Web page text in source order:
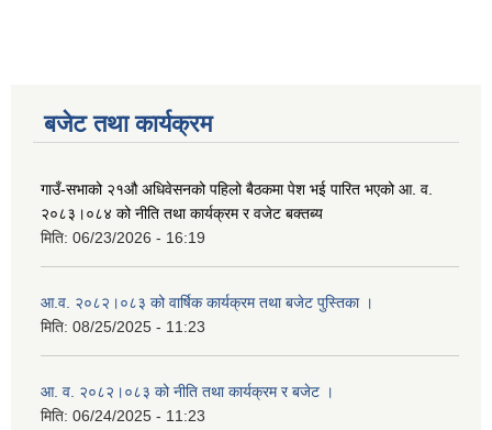
बजेट तथा कार्यक्रम
गाउँ-सभाको २१औ अधिवेसनको पहिलो बैठकमा पेश भई पारित भएको आ. व.
२०८३।०८४ को नीति तथा कार्यक्रम र वजेट बक्तब्य
मिति: 06/23/2026 - 16:19
आ.व. २०८२।०८३ को वार्षिक कार्यक्रम तथा बजेट पुस्तिका ।
मिति: 08/25/2025 - 11:23
आ. व. २०८२।०८३ को नीति तथा कार्यक्रम र बजेट ।
मिति: 06/24/2025 - 11:23